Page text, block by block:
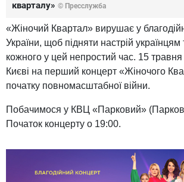
кварталу» © Пресслужба
«Жіночий Квартал» вирушає у
України, щоб підняти настрій українцям
кожного у цей непростий час. 15
Києві на перший концерт «Жіночого
початку повномасштабної війни.
Побачимося у КВЦ «Парковий»
Початок концерту о 19:00.